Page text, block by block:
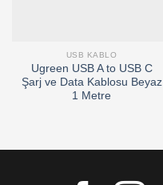
USB KABLO
Ugreen USB A to USB C
Şarj ve Data Kablosu Beyaz
1 Metre